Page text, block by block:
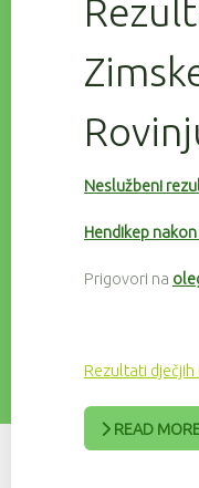
Neslužbeni
Hendikep
Prigovori na
Rezultati dječjih
READ